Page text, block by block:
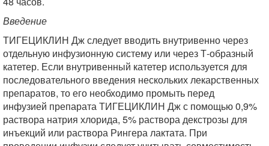
Введение
ТИГЕЦИКЛИН Дж следует вводить внутривенно через
отдельную инфузионную систему или через Т-образный
катетер. Если внутривенный катетер используется для
последовательного введения нескольких лекарственных
препаратов, то его необходимо промыть перед
инфузией препарата ТИГЕЦИКЛИН Дж с помощью 0,9%
раствора натрия хлорида, 5% раствора декстрозы для
инъекций или раствора Рингера лактата. При